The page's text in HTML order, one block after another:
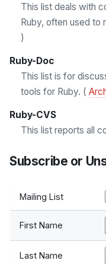
This list deals with
Ruby, often used
)
Ruby-Doc
This list is for
tools for Ruby. (
Ruby-CVS
This list reports all
Subscribe or
Mailing List
First Name
Last Name